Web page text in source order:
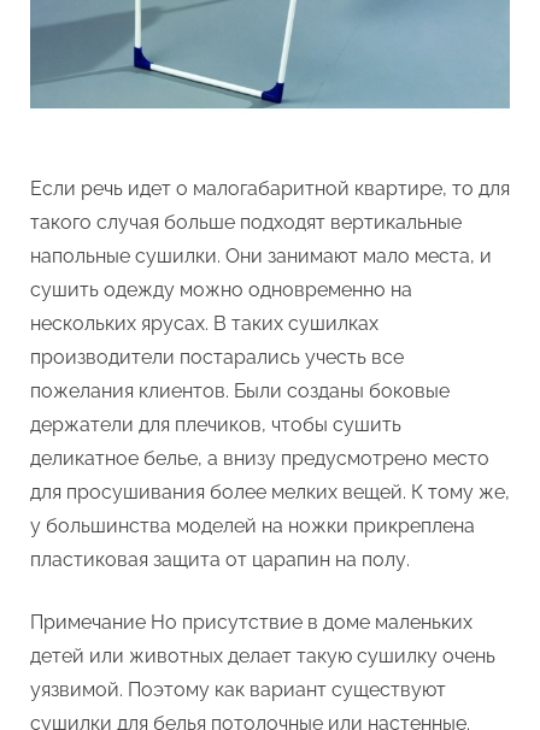
Если речь идет о малогабаритной квартире, то для
такого случая больше подходят вертикальные
напольные сушилки. Они занимают мало места, и
сушить одежду можно одновременно на
нескольких ярусах. В таких сушилках
производители постарались учесть все
пожелания клиентов. Были созданы боковые
держатели для плечиков, чтобы сушить
деликатное белье, а внизу предусмотрено место
для просушивания более мелких вещей. К тому же,
у большинства моделей на ножки прикреплена
пластиковая защита от царапин на полу.
Примечание Но присутствие в доме маленьких
детей или животных делает такую сушилку очень
уязвимой. Поэтому как вариант существуют
сушилки для белья потолочные или настенные.